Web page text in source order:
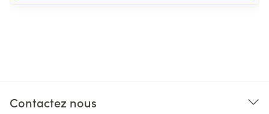
Contactez nous